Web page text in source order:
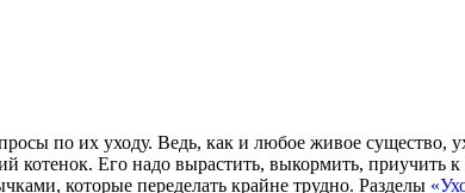
по их уходу. Ведь, как и любое живое существо,
Его надо вырастить, выкормить, приучить к
которые переделать крайне трудно. Разделы